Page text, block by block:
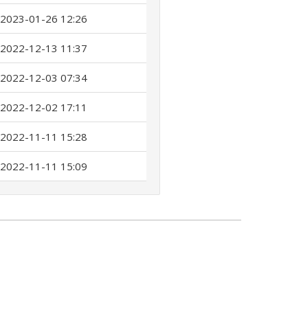
2023-01-26 12:26
2022-12-13 11:37
2022-12-03 07:34
2022-12-02 17:11
2022-11-11 15:28
2022-11-11 15:09